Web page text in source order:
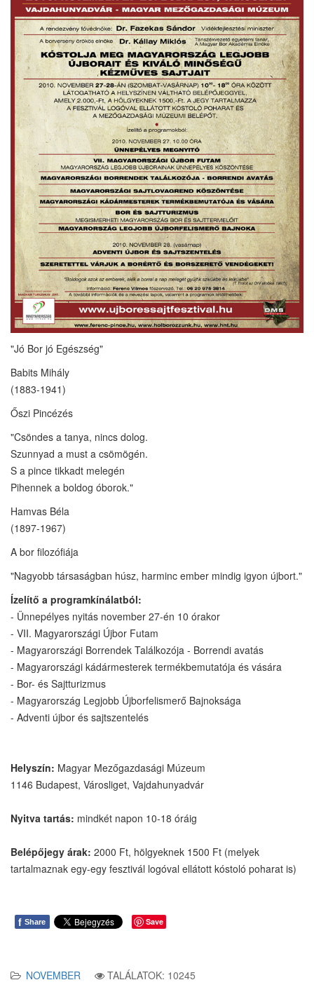
"Jó Bor jó Egészség"
Babits Mihály
(1883-1941)
Őszi Pincézés
"Csöndes a tanya, nincs dolog.
Szunnyad a must a csömögén.
S a pince tikkadt melegén
Pihennek a boldog óborok."
Hamvas Béla
(1897-1967)
A bor filozófiája
"Nagyobb társaságban húsz, harminc ember mindig igyon újbort."
Ízelítő a programkínálatból:
- Ünnepélyes nyitás november 27-én 10 órakor
- VII. Magyarországi Újbor Futam
- Magyarországi Borrendek Találkozója - Borrendi avatás
- Magyarországi kádármesterek termékbemutatója és vására
- Bor- és Sajtturizmus
- Magyarország Legjobb Újborfelismerő Bajnoksága
- Adventi újbor és sajtszentelés
Helyszín: Magyar Mezőgazdasági Múzeum
1146 Budapest, Városliget, Vajdahunyadvár
Nyitva tartás: mindkét napon 10-18 óráig
Belépőjegy árak: 2000 Ft, hölgyeknek 1500 Ft (melyek
tartalmaznak egy-egy fesztivál logóval ellátott kóstoló poharat is)
f Share Save
NOVEMBER TALÁLATOK: 10245